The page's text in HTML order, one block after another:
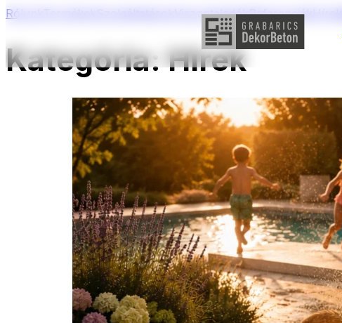
Rólunk ViszonteladókReferenciák
Kategória:Hírek